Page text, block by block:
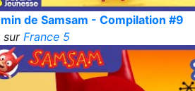
de Samsam - Compilation #9
sur France 5